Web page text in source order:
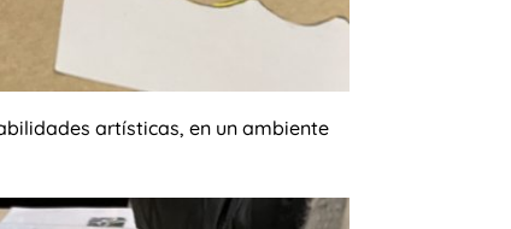
artísticas, en un ambiente